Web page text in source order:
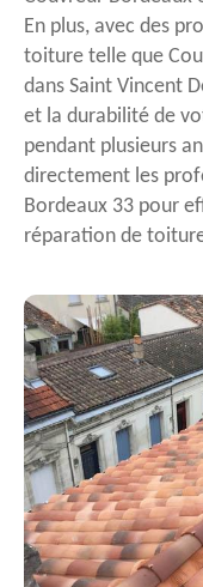
En plus, avec des
toiture telle que
dans Saint Vincent
et la durabilité de
pendant plusieurs
directement les
Bordeaux 33 pour
réparation de